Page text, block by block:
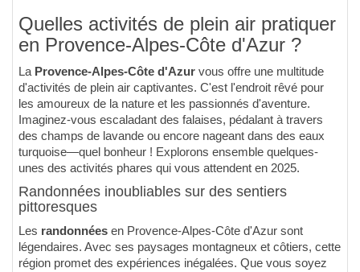
Quelles activités de plein air pratiquer
en Provence-Alpes-Côte d'Azur ?
La Provence-Alpes-Côte d'Azur vous offre une multitude
d'activités de plein air captivantes. C'est l'endroit rêvé pour
les amoureux de la nature et les passionnés d'aventure.
Imaginez-vous escaladant des falaises, pédalant à travers
des champs de lavande ou encore nageant dans des eaux
turquoise—quel bonheur ! Explorons ensemble quelques-
unes des activités phares qui vous attendent en 2025.
Randonnées inoubliables sur des sentiers
pittoresques
Les randonnées en Provence-Alpes-Côte d'Azur sont
légendaires. Avec ses paysages montagneux et côtiers, cette
région promet des expériences inégalées. Que vous soyez